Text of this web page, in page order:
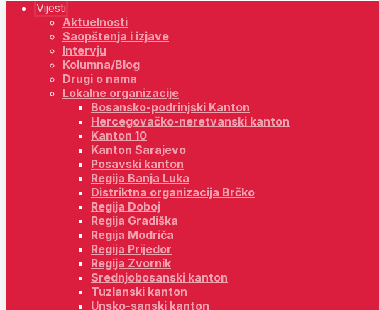
Vijesti
Aktuelnosti
Saopštenja i izjave
Intervju
Kolumna/Blog
Drugi o nama
Lokalne organizacije
Bosansko-podrinjski Kanton
Hercegovačko-neretvanski kanton
Kanton 10
Kanton Sarajevo
Posavski kanton
Regija Banja Luka
Distriktna organizacija Brčko
Regija Doboj
Regija Gradiška
Regija Modriča
Regija Prijedor
Regija Zvornik
Srednjobosanski kanton
Tuzlanski kanton
Unsko-sanski kanton